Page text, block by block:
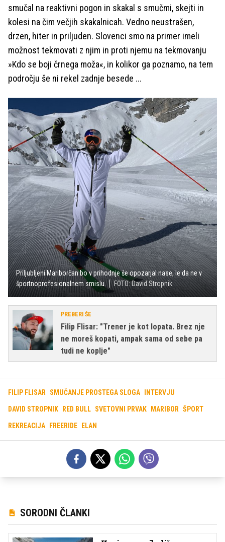
smučal na reaktivni pogon in skakal s smučmi, skejti in
kolesi na čim večjih skakalnicah. Vedno neustrašen,
drzen, hiter in priljuden. Slovenci smo na primer imeli
možnost tekmovati z njim in proti njemu na tekmovanju
»Kdo se boji črnega moža«, in kolikor ga poznamo, na tem
področju še ni rekel zadnje besede ...
Priljubljeni Mariborčan bo v prihodnje še opozarjal nase, le da ne v
športnoprofesionalnem smislu.
FOTO: David Stropnik
PREBERI ŠE
Filip Flisar: "Trener je kot lopata. Brez nje
ne moreš kopati, ampak sama od sebe pa
tudi ne koplje"
FILIP FLISAR SMUČANJE PROSTEGA SLOGA INTERVJU
DAVID STROPNIK RED BULL SVETOVNI PRVAK MARIBOR ŠPORT
REKREACIJA FREERIDE ELAN
SORODNI ČLANKI